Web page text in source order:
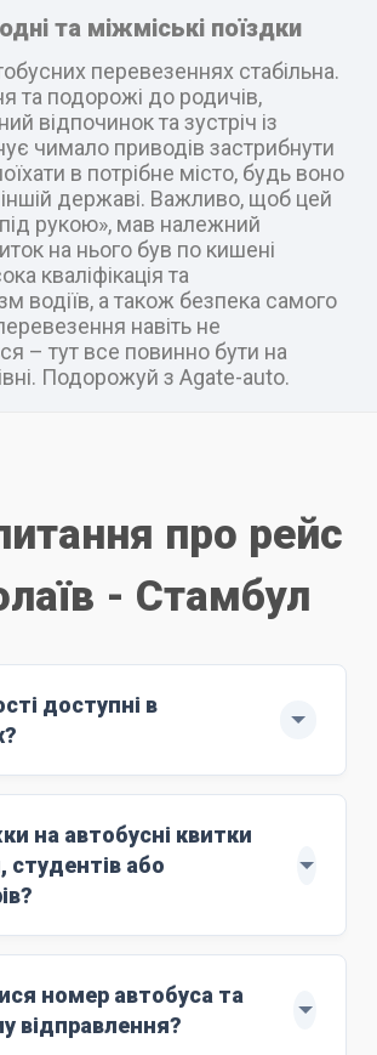
та міжміські поїздки
перевезеннях стабільна.
та подорожі до родичів,
відпочинок та зустріч із
чимало приводів застрибнути
в потрібне місто, будь воно
іншій державі. Важливо, щоб цей
рукою», мав належний
на нього був по кишені
кваліфікація та
водіїв, а також безпека самого
навіть не
– тут все повинно бути на
Подорожуй з Agate-auto.
про рейс
- Стамбул
доступні в
сидіння;
туалет;
на автобусні квитки
студентів або
на дітей віком до 10
цього маршруту ціна дитячого
4500 грн
. Дитяче лежаче
коштує7500 грн .
номер автобуса та
відправлення?